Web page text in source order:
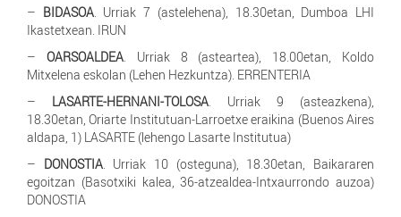
– BIDASOA. Urriak 7 (astelehena), 18.30etan, Dumboa LHI
Ikastetxean. IRUN
– OARSOALDEA. Urriak 8 (asteartea), 18.00etan, Koldo
Mitxelena eskolan (Lehen Hezkuntza). ERRENTERIA
– LASARTE-HERNANI-TOLOSA. Urriak 9 (asteazkena),
18.30etan, Oriarte Institutuan-Larroetxe eraikina (Buenos Aires
aldapa, 1) LASARTE (lehengo Lasarte Institutua)
– DONOSTIA. Urriak 10 (osteguna), 18.30etan, Baikararen
egoitzan (Basotxiki kalea, 36-atzealdea-Intxaurrondo auzoa)
DONOSTIA